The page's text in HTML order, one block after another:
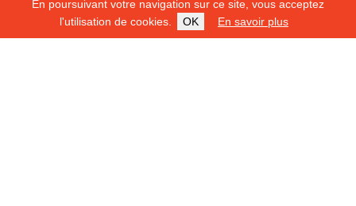
En poursuivant votre navigation sur ce site, vous acceptez
l'utilisation de cookies.
OK En savoir plus